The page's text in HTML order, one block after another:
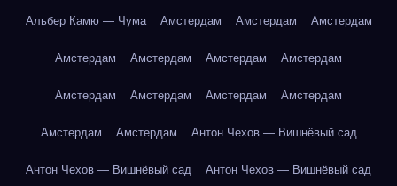
Альбер Камю — Чума Амстердам Амстердам Амстердам
Амстердам Амстердам Амстердам Амстердам
Амстердам Амстердам Амстердам Амстердам
Амстердам Амстердам Антон Чехов — Вишнёвый сад
Антон Чехов — Вишнёвый сад Антон Чехов — Вишнёвый сад